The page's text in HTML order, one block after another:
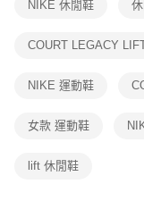
１．透過由恩沛科技股
權轉讓予恩沛科技股份有
３．未成年的使用者請
任。
NIKE 休閒鞋
COURT LEGACY
NIKE 運動鞋
女款 運動鞋
lift 休閒鞋